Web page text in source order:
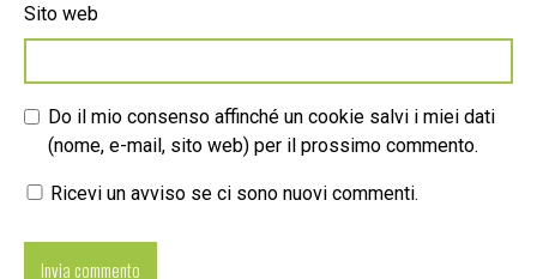
Sito web
Do il mio consenso affinché un cookie salvi i miei dati
(nome, e-mail, sito web) per il prossimo commento.
Ricevi un avviso se ci sono nuovi commenti.